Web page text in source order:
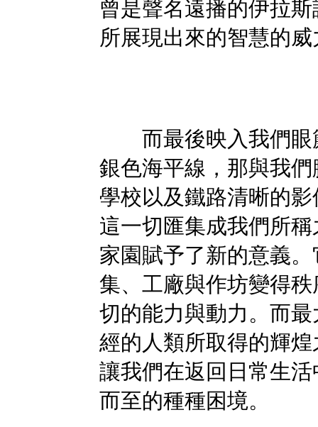
曾是聲名遠播的伊拉
所展現出來的智慧的
而最後映入我們眼
銀色海平線，那與我
學校以及鐵路清晰的
這一切匯集成我們所
家園賦予了新的意義
集、工廠與作坊變得
切的能力與動力。而
經的人類所取得的輝
讓我們在返回日常生
而至的種種困境。